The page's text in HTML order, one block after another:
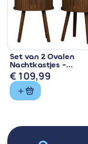
Set van 2 Ovalen
Nachtkastjes -
Scandinavisch Retro
Design
€ 109,99